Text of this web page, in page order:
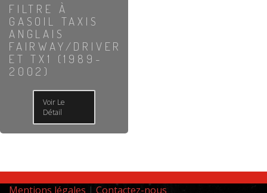
FILTRE À
GASOIL TAXIS
ANGLAIS
FAIRWAY/DRIVER
ET TX1 (1989-
2002)
Voir Le
Détail
Mentions légales | Contactez-nous